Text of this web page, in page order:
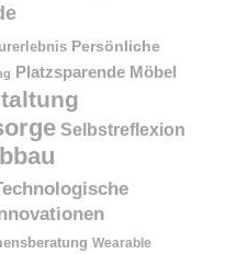
Persönliche
Platzsparende Möbel
Selbstreflexion
Wearable